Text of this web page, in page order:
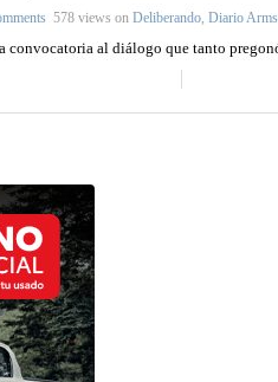
578 views on Deliberando, Diario
convocatoria al diálogo que tanto